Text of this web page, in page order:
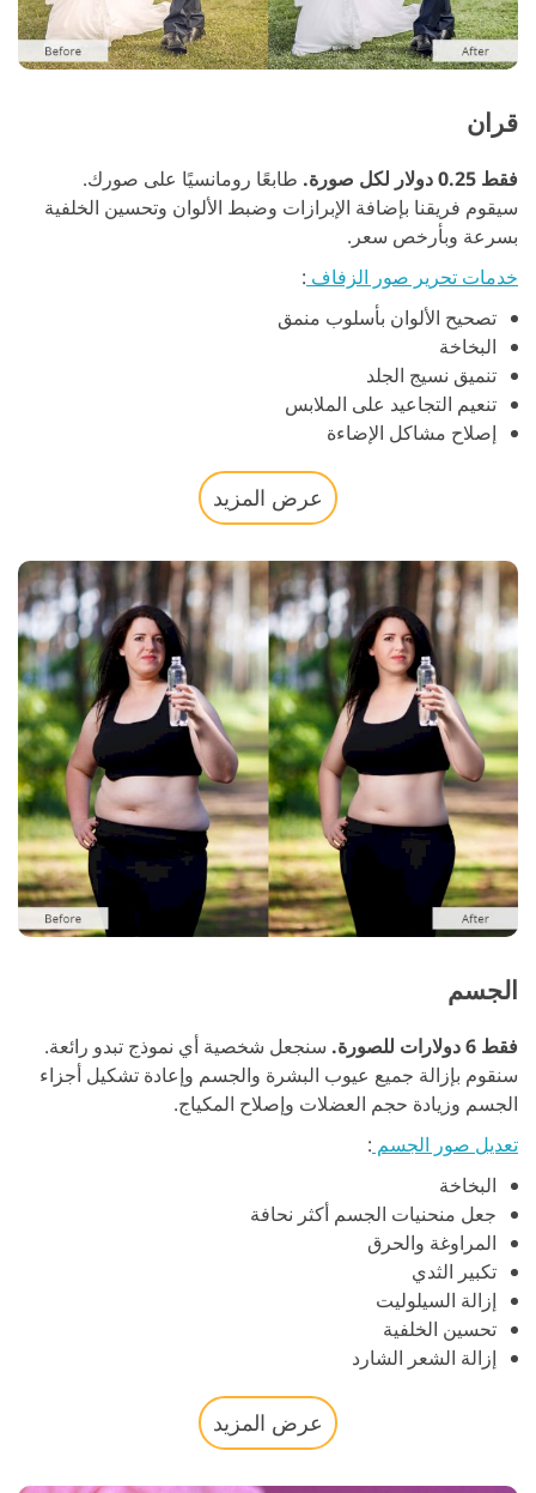
قران
فقط 0.25 دولار لكل صورة.
طابعًا رومانسيًا على صورك.
سيقوم فريقنا بإضافة الإبرازات وضبط الألوان وتحسين الخلفية
بسرعة وبأرخص سعر.
خدمات تحرير صور الزفاف :
تصحيح الألوان بأسلوب منمق
البخاخة
تنميق نسيج الجلد
تنعيم التجاعيد على الملابس
إصلاح مشاكل الإضاءة
عرض المزيد
الجسم
فقط 6 دولارات للصورة.
سنجعل شخصية أي نموذج تبدو رائعة.
سنقوم بإزالة جميع عيوب البشرة والجسم وإعادة تشكيل أجزاء
الجسم وزيادة حجم العضلات وإصلاح المكياج.
تعديل صور الجسم :
البخاخة
جعل منحنيات الجسم أكثر نحافة
المراوغة والحرق
تكبير الثدي
إزالة السيلوليت
تحسين الخلفية
إزالة الشعر الشارد
عرض المزيد